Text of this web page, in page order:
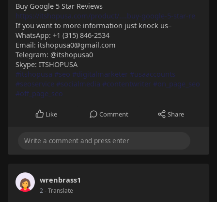
Buy Google 5 Star Reviews
https://itshopusa.com/product/....buy-google-5-star-re
If you want to more information just knock us–
WhatsApp: +1 (315) 846-2534
Email: itshopusa0@gmail.com
Telegram: @itshopusa0
Skype: ITSHOPUSA
#itshopusa #seo #digitalmarketer #usaaccounts
#seoservice #socialmedia #contentwriter #on_page_seo
#off_page_seo
Like Comment Share
wrenbrass1
2- Translate